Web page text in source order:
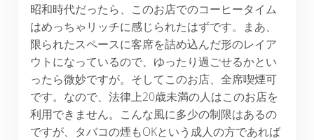
昭和時代だったら、このお店でのコーヒータイム
はめっちゃリッチに感じられたはずです。まあ、
限られたスペースに客席を詰め込んだ形のレイア
ウトになっているので、ゆったり過ごせるかとい
ったら微妙ですが。そしてこのお店、全席喫煙可
です。なので、法律上20歳未満の人はこのお店を
利用できません。こんな風に多少の制限はあるの
ですが、タバコの煙もOKという成人の方であれば